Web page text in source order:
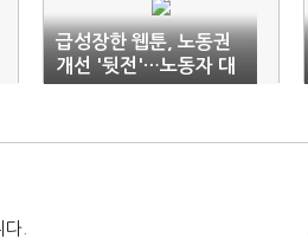
급성장한 웹툰, 노동권
개선 '뒷전'…노동자 대
예술가 '이견'
.